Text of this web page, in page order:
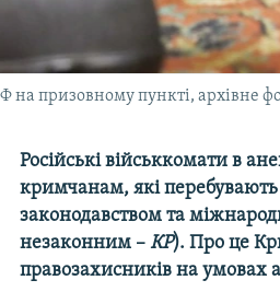
на призовному пункті, архівне
Російські військкомати в
кримчанам, які перебувають
законодавством та
незаконним –КР). Про це
правозахисників на умовах